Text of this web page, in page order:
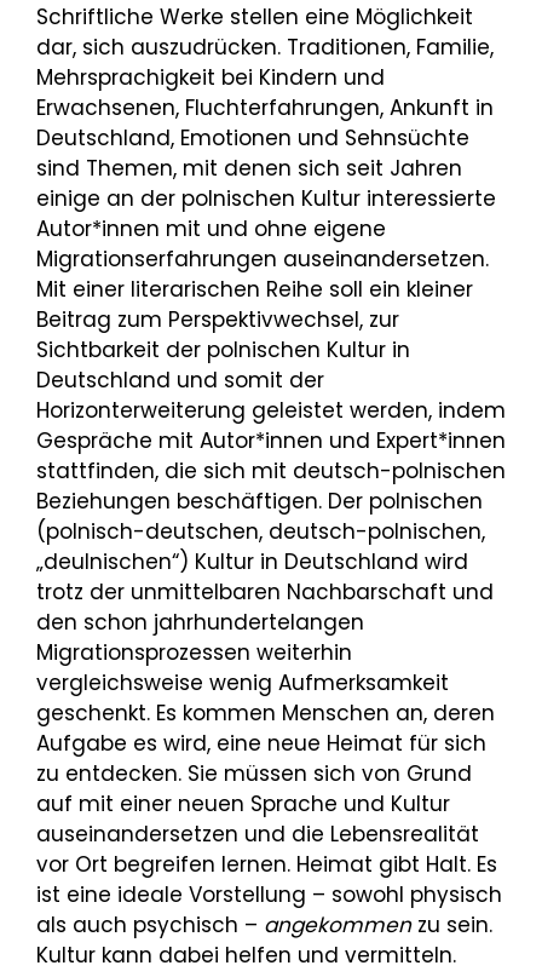
Schriftliche Werke stellen eine Möglichkeit
dar, sich auszudrücken. Traditionen, Familie,
Mehrsprachigkeit bei Kindern und
Erwachsenen, Fluchterfahrungen, Ankunft in
Deutschland, Emotionen und Sehnsüchte
sind Themen, mit denen sich seit Jahren
einige an der polnischen Kultur interessierte
Autor*innen mit und ohne eigene
Migrationserfahrungen auseinandersetzen.
Mit einer literarischen Reihe soll ein kleiner
Beitrag zum Perspektivwechsel, zur
Sichtbarkeit der polnischen Kultur in
Deutschland und somit der
Horizonterweiterung geleistet werden, indem
Gespräche mit Autor*innen und Expert*innen
stattfinden, die sich mit deutsch-polnischen
Beziehungen beschäftigen. Der polnischen
(polnisch-deutschen, deutsch-polnischen,
„deulnischen“) Kultur in Deutschland wird
trotz der unmittelbaren Nachbarschaft und
den schon jahrhundertelangen
Migrationsprozessen weiterhin
vergleichsweise wenig Aufmerksamkeit
geschenkt. Es kommen Menschen an, deren
Aufgabe es wird, eine neue Heimat für sich
zu entdecken. Sie müssen sich von Grund
auf mit einer neuen Sprache und Kultur
auseinandersetzen und die Lebensrealität
vor Ort begreifen lernen. Heimat gibt Halt. Es
ist eine ideale Vorstellung – sowohl physisch
als auch psychisch – angekommenzu sein.
Kultur kann dabei helfen und vermitteln.